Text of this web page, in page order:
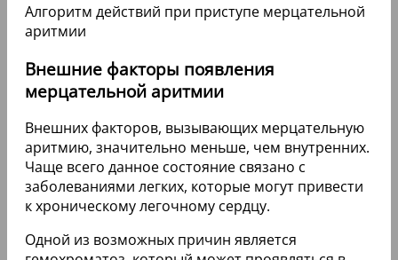
Алгоритм действий при приступе мерцательной
аритмии
Внешние факторы появления
мерцательной аритмии
Внешних факторов, вызывающих мерцательную
аритмию, значительно меньше, чем внутренних.
Чаще всего данное состояние связано с
заболеваниями легких, которые могут привести
к хроническому легочному сердцу.
Одной из возможных причин является